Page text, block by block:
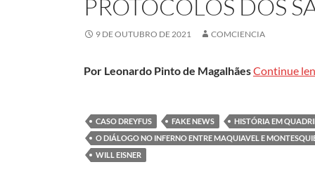
PROTOCOLOS DOS
9 DE OUTUBRO DE 2021 COMCIENCIA
Por Leonardo Pinto de MagalhãesContinue
CASO DREYFUS FAKE NEWS HISTÓRIA EM
O DIÁLOGO NO INFERNO ENTRE MAQUIAVEL E
WILL EISNER